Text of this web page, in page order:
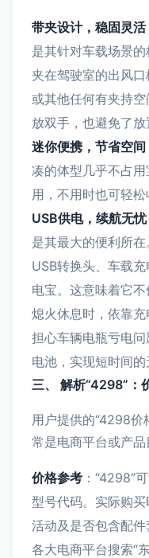
带夹设计，稳固灵活
是其针对车载场景
夹在驾驶室的出风
或其他任何有夹持
放双手，也避免了放
迷你便携，节省空间
凑的体型几乎不占
用，不用时也可轻松
USB供电，续航无忧
是其最大的便利所
USB转换头、车载
电宝。这意味着它
熄火休息时，依靠
担心车辆电瓶亏电
电池，实现短时间的
三、 解析“4298”：
用户提供的“4298价
常是电商平台或产品
价格参考 ：“4298”
型号代码。实际购
活动及是否包含配
各大电商平台搜索“